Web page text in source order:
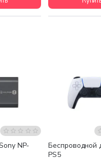
NP-
Бесплатная
Беспроводной
PS5